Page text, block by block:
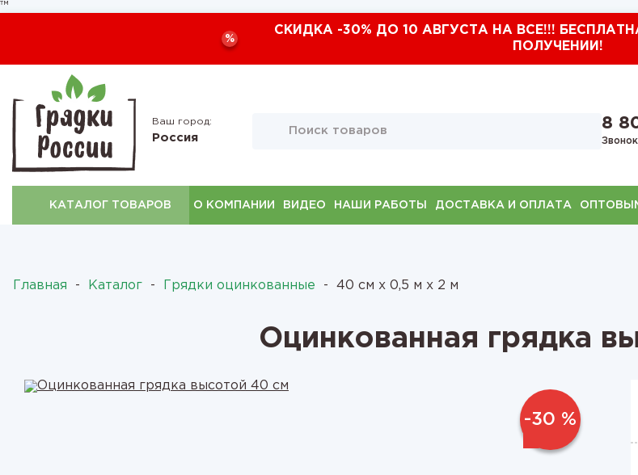
™
%
СКИДКА -30% ДО 10 АВГУСТА НА ВСЕ!!!
ПОЛУЧЕНИИ!
Ваш город:
Россия
8
КАТАЛОГ ТОВАРОВ О КОМПАНИИ ВИДЕО НАШИ РАБОТЫ ДОСТАВКА И ОПЛАТА
Главная - Каталог - Грядки оцинкованные - 40 см х 0,5 м х 2 м
Оцинкованная грядка
-30 %